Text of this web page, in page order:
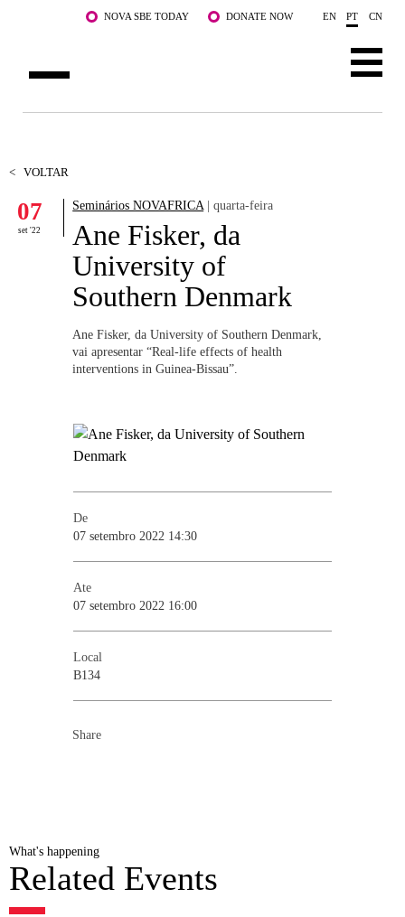
Saltar para o conteúdo principalNOVA SBE TODAY DONATE NOW EN PT CN
DOCENTES E INVESTIGAÇÃO
COMUNIDADE
LIFE AT NOVA SBE
WHAT'S HAPPENING
< VOLTAR
07
set '22
Seminários NOVAFRICA| quarta-feira
Ane Fisker, da
University of
Southern Denmark
Ane Fisker, da University of Southern Denmark,
vai apresentar “Real-life effects of health
interventions in Guinea-Bissau”.
De
07 setembro 2022 14:30
Ate
07 setembro 2022 16:00
Local
B134
Share
What's happening
Related Events